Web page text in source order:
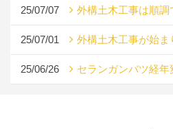
25/07/07 外構土木工事は順調
25/07/01 外構土木工事が始ま
25/06/26 セランガンバツ経年